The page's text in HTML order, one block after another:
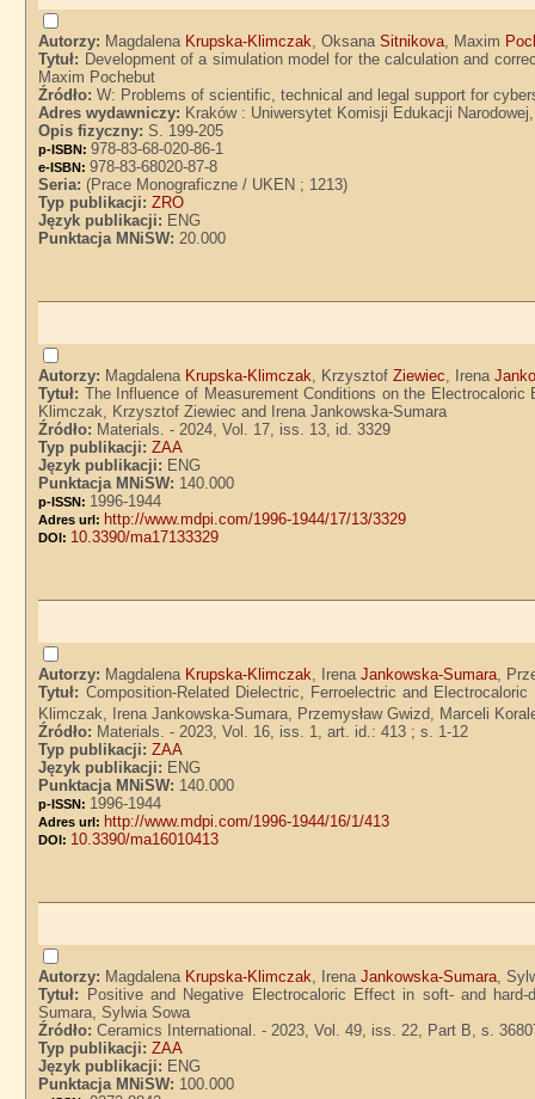
Autorzy: Magdalena Krupska-Klimczak , OksanaSitnikova , Maxim
Tytuł: Development of a simulation model for the calculation and
Maxim Pochebut
Źródło:W: Problems of scientific, technical and legal support for
Adres wydawniczy: Kraków : Uniwersytet Komisji Edukacji
Opis fizyczny:S. 199-205
p-ISBN:978-83-68-020-86-1
e-ISBN:978-83-68020-87-8
Seria:(Prace Monograficzne / UKEN ; 1213)
Typ publikacji:ZRO
Język publikacji: ENG
Punktacja MNiSW: 20.000
Autorzy: Magdalena Krupska-Klimczak , KrzysztofZiewiec , Irena
Tytuł: The Influence of Measurement Conditions on the
Klimczak, Krzysztof Ziewiec and Irena Jankowska-Sumara
Źródło: Materials. - 2024, Vol. 17, iss. 13, id. 3329
Typ publikacji:ZAA
Język publikacji: ENG
Punktacja MNiSW: 140.000
p-ISSN: 1996-1944
Adres url: http://www.mdpi.com/1996-1944/17/13/3329
DOI: 10.3390/ma17133329
Autorzy: Magdalena Krupska-Klimczak , IrenaJankowska-Sumara ,
Tytuł: Composition-Related Dielectric, Ferroelectric and
Klimczak, Irena Jankowska-Sumara, Przemysław Gwizd, Marceli
Źródło: Materials. - 2023, Vol. 16, iss. 1, art. id.: 413 ; s. 1-12
Typ publikacji:ZAA
Język publikacji: ENG
Punktacja MNiSW: 140.000
p-ISSN: 1996-1944
Adres url: http://www.mdpi.com/1996-1944/16/1/413
DOI: 10.3390/ma16010413
Autorzy: Magdalena Krupska-Klimczak , IrenaJankowska-Sumara ,
Tytuł: Positive and Negative Electrocaloric Effect in soft- and
Sumara, Sylwia Sowa
Źródło:Ceramics International. - 2023, Vol. 49, iss. 22, Part B, s.
Typ publikacji:ZAA
Język publikacji: ENG
Punktacja MNiSW: 100.000